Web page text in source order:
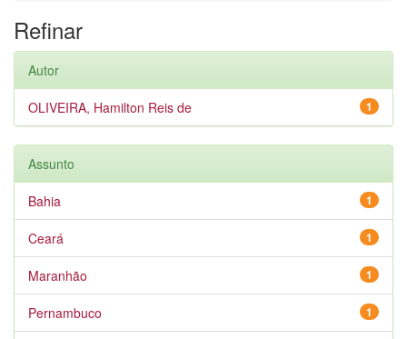
Refinar
Autor
1
OLIVEIRA, Hamilton Reis de
Assunto
1
Bahia
1
Ceará
1
Maranhão
1
Pernambuco